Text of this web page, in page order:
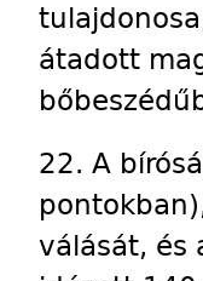
átadott
22. A
válását, és